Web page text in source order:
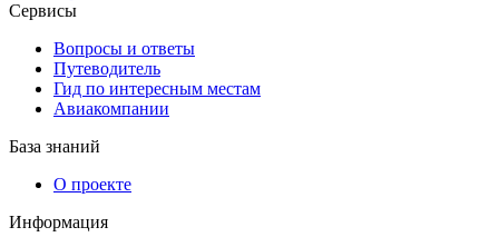
Сервисы
Вопросы и ответы
Путеводитель
Гид по интересным местам
Авиакомпании
База знаний
О проекте
Информация